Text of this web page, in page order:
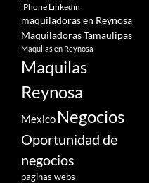
iPhone Linkedin
maquiladoras en Reynosa
Maquiladoras Tamaulipas
Maquilas en Reynosa
Maquilas
Reynosa
Mexico Negocios
Oportunidad de
negocios
paginas webs